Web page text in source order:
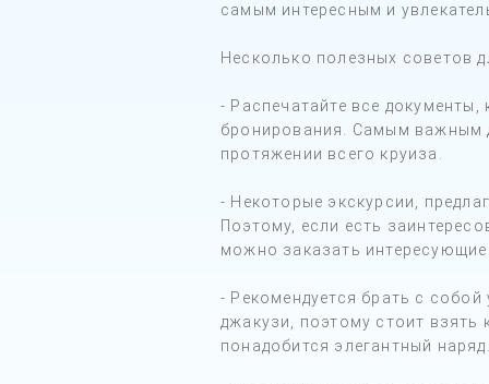
самым интересным и
Несколько полезных советов
- Распечатайте все
бронирования. Самым важным
протяжении всего круиза.
- Некоторые экскурсии,
Поэтому, если есть
можно заказать интересующие
- Рекомендуется брать с
джакузи, поэтому стоит взять
понадобится элегантный наряд.